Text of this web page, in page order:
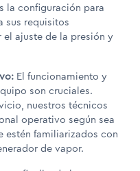
la configuración para
sus requisitos
ajuste de la presión y
El funcionamiento y
son cruciales.
nuestros técnicos
operativo según sea
estén familiarizados con
de vapor.